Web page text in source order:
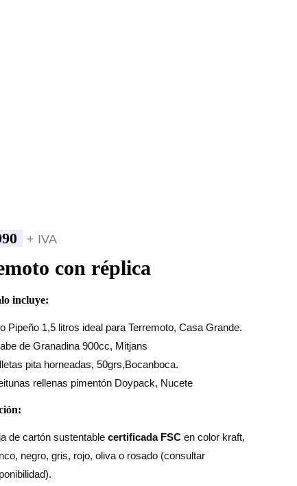
+ IVA
con réplica
incluye:
Pipeño 1,5 litros ideal para Terremoto, Casa Grande.
de Granadina 900cc, Mitjans
pita horneadas, 50grs,Bocanboca.
rellenas pimentón Doypack, Nucete
de cartón sustentable certificada FSC en color kraft,
negro, gris, rojo, oliva o rosado (consultar